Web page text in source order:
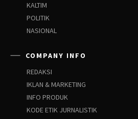
KALTIM
POLITIK
NASIONAL
COMPANY INFO
REDAKSI
IKLAN & MARKETING
INFO PRODUK
KODE ETIK JURNALISTIK